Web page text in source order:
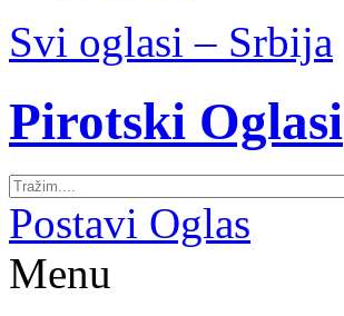
Svi oglasi – Srbija
Pirotski Oglasi
Postavi Oglas
Menu